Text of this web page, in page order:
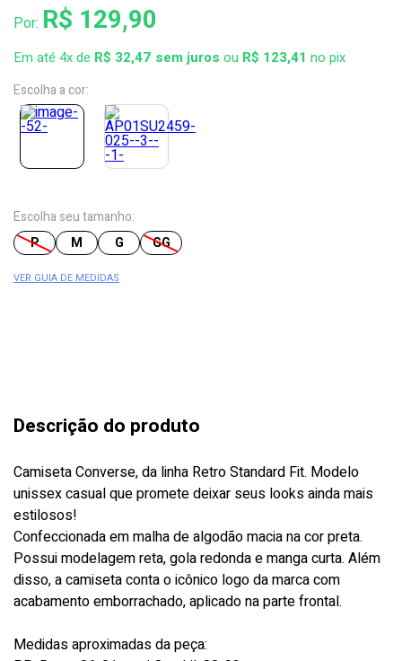
Por: R$ 129,90
Em até 4x de R$ 32,47 ou R$ 123,41 no pix
Escolha a cor:
Escolha seu tamanho:
P
M G GG
VER GUIA DE MEDIDAS
Descrição do produto
Camiseta Converse, da linha Retro Standard Fit. Modelo
unissex casual que promete deixar seus looks ainda mais
estilosos!
Confeccionada em malha de algodão macia na cor preta.
Possui modelagem reta, gola redonda e manga curta. Além
disso, a camiseta conta o icônico logo da marca com
acabamento emborrachado, aplicado na parte frontal.
Medidas aproximadas da peça: